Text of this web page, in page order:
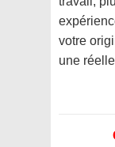
votre
une